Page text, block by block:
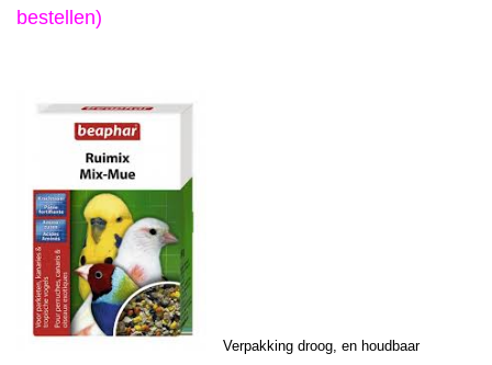
bestellen)
Verpakking droog, en houdbaar